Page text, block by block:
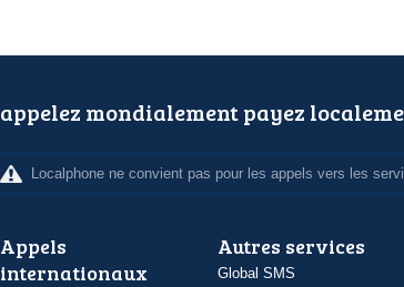
appelez mondialement payez
Localphone ne convient pas pour les appels vers les
Appels
internationaux
Autres services
Global SMS